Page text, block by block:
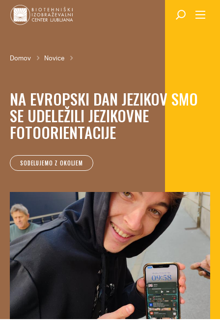
Skok
na
Breadcrumb
Domov Novice
NA EVROPSKI DAN JEZIKOV SMO
SE UDELEŽILI JEZIKOVNE
FOTOORIENTACIJE
SODELUJEMO Z OKOLJEM